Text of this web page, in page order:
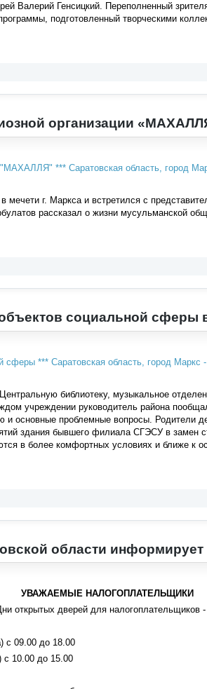
Валерий Генсицкий. Переполненный
подготовленный творческими
организации
г. Маркса и встретился с
рассказал о жизни мусульманской
социальной сферы
библиотеку, музыкальное
учреждении руководитель района
и основные проблемные вопросы. Родители
здания бывшего филиала СГЭСУ в замен
в более комфортных условиях и ближе к
области информирует
УВАЖАЕМЫЕ НАЛОГОПЛАТЕЛЬЩИКИ
открытых дверей для налогоплательщиков
) с 09.00 до 18.00
с 10.00 до 15.00